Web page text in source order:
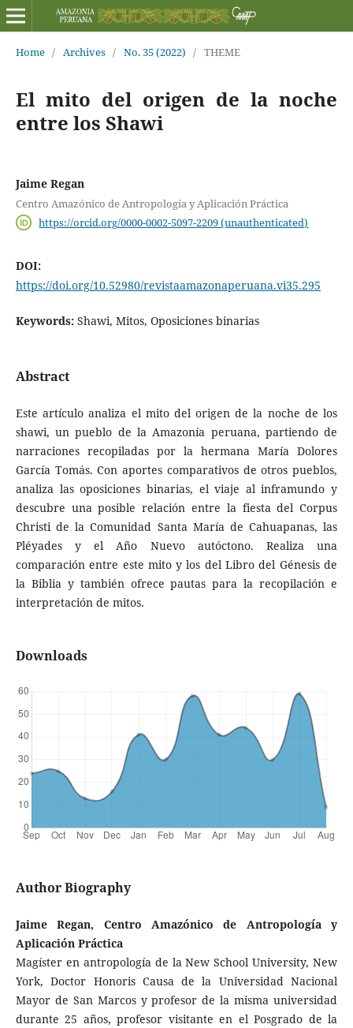
Home / Archives / No. 35 (2022) / THEME
El mito del origen de la noche
entre los Shawi
Jaime Regan
Centro Amazónico de Antropología y Aplicación Práctica
https://orcid.org/0000-0002-5097-2209 (unauthenticated)
DOI:
https://doi.org/10.52980/revistaamazonaperuana.vi35.295
Keywords: Shawi, Mitos, Oposiciones binarias
Abstract
Este artículo analiza el mito del origen de la noche de los
shawi, un pueblo de la Amazonía peruana, partiendo de
narraciones recopiladas por la hermana María Dolores
García Tomás. Con aportes comparativos de otros pueblos,
analiza las oposiciones binarias, el viaje al inframundo y
descubre una posible relación entre la fiesta del Corpus
Christi de la Comunidad Santa María de Cahuapanas, las
Pléyades y el Año Nuevo autóctono. Realiza una
comparación entre este mito y los del Libro del Génesis de
la Biblia y también ofrece pautas para la recopilación e
interpretación de mitos.
Downloads
Author Biography
Jaime Regan, Centro Amazónico de Antropología y
Aplicación Práctica
Magíster en antropología de la New School University, New
York, Doctor Honoris Causa de la Universidad Nacional
Mayor de San Marcos y profesor de la misma universidad
durante 25 años, profesor visitante en el Posgrado de la